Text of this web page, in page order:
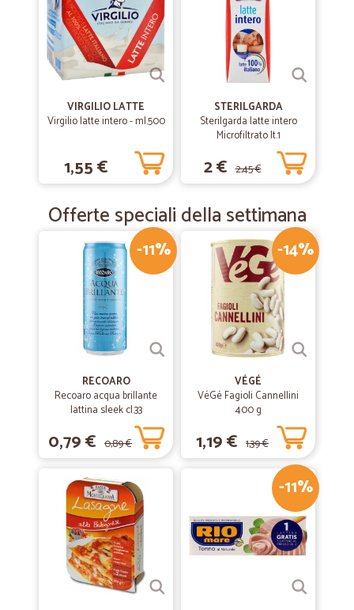
VIRGILIO LATTE
Virgilio latte intero - ml.500
1,55 €
STERILGARDA
Sterilgarda latte intero
Microfiltrato lt.1
2 € 2,45 €
Offerte speciali della settimana
-11%
RECOARO
Recoaro acqua brillante
lattina sleek cl.33
0,79 € 0,89 €
-14%
VÉGÉ
VéGé Fagioli Cannellini
400 g
1,19 € 1,39 €
-11%